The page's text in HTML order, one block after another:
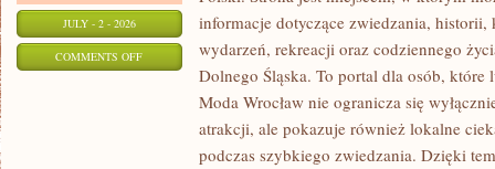
JULY - 2 - 2026
COMMENTS OFFON
informacje dotyczące zwiedzania,
wydarzeń, rekreacji oraz codziennego
Dolnego Śląska. To portal dla osób, które
Moda Wrocław nie ogranicza się
atrakcji, ale pokazuje również lokalne
podczas szybkiego zwiedzania. Dzięki